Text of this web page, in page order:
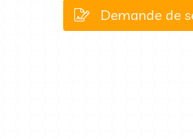
Demande de